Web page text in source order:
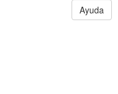
Ayuda